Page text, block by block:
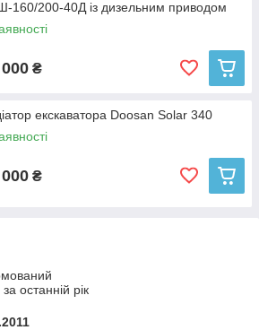
теплообмінників:
охолодження повітря;
охолодження масла;
для компресора;
повітря для компресора;
160/200-40Д із дизельним приводом
₴
екскаватора Doosan Solar 340
₴
останній рік